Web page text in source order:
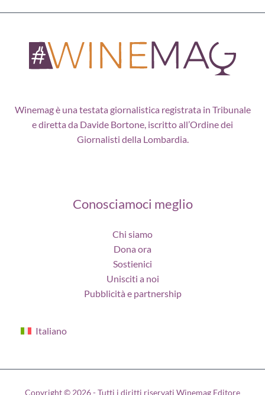
Winemag è una testata giornalistica registrata in Tribunale
e diretta da Davide Bortone, iscritto all’Ordine dei
Giornalisti della Lombardia.
Conosciamoci meglio
Chi siamo
Dona ora
Sostienici
Unisciti a noi
Pubblicità e partnership
Italiano
Copyright © 2026 - Tutti i diritti riservati Winemag Editore